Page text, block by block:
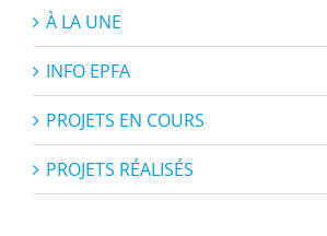
À LA UNE
INFO EPFA
PROJETS EN COURS
PROJETS RÉALISÉS